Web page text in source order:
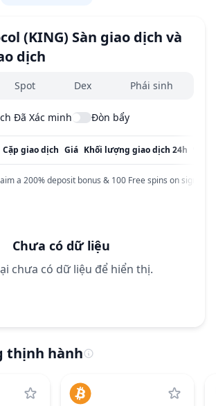
(KING) Sàn giao dịch và
dịch
Spot Dex Phái sinh
Đã Xác minh Đòn bẩy
Cặp giao dịch Giá Khối lượng giao dịch 24h
a 200% deposit bonus & 100 Free spins on sign up!
Chưa có dữ liệu
chưa có dữ liệu để hiển thị.
thịnh hành